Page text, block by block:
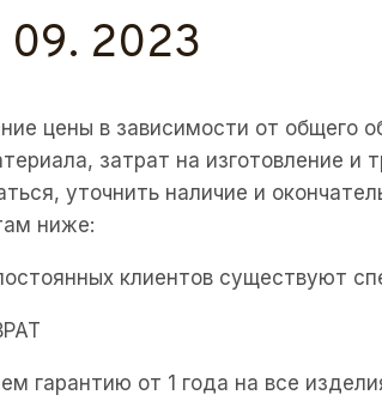
2023
цены в зависимости от общего
затрат на изготовление и
уточнить наличие и
ниже:
клиентов существуют
гарантию от 1 года на все